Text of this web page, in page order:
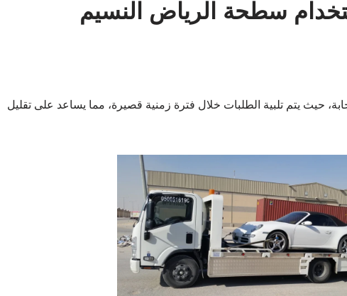
سطحة الرياض النسيم
حيث يتم تلبية الطلبات خلال فترة زمنية قصيرة، مما يساعد على تقليل